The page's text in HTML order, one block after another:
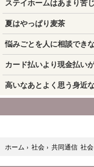
ホーム › 社会 › 共同通信 社会